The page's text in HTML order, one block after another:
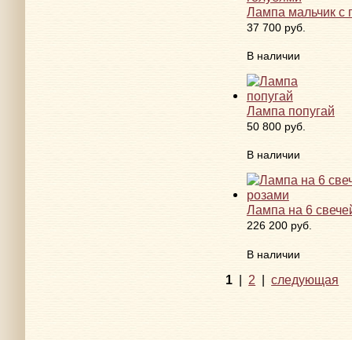
Лампа мальчик с
37 700 руб.
В наличии
Лампа попугай
50 800 руб.
В наличии
Лампа на 6
226 200 руб.
В наличии
1 | 2 |следующая